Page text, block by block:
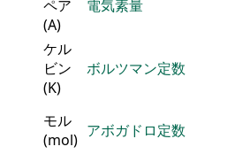
ペア
(A)
電気素量
ケル
ビン
(K)
ボルツマン定数
モル
(mol) アボガドロ定数